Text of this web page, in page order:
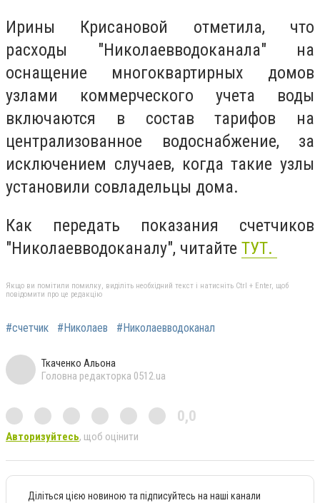
Ирины Крисановой отметила, что
расходы "Николаевводоканала" на
оснащение многоквартирных домов
узлами коммерческого учета воды
включаются в состав тарифов на
централизованное водоснабжение, за
исключением случаев, когда такие узлы
установили совладельцы дома.
Как передать показания счетчиков
"Николаевводоканалу", читайте ТУТ.
Якщо ви помітили помилку, виділіть необхідний текст і натисніть Ctrl + Enter, щоб
повідомити про це редакцію
#счетчик #Николаев #Николаевводоканал
Ткаченко Альона
Головна редакторка 0512.ua
0,0
Авторизуйтесь, щоб оцінити
Діліться цією новиною та підписуйтесь на наші канали